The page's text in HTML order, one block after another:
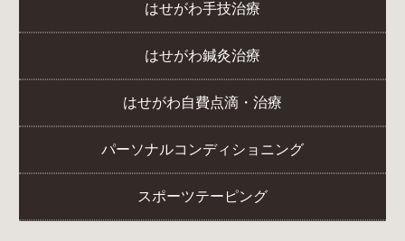
はせがわ手技治療
はせがわ鍼灸治療
はせがわ自費点滴・治療
パーソナルコンディショニング
スポーツテーピング